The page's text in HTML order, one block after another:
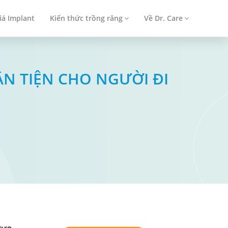
Implant Kiến thức trồng răng Về Dr. Care
TIỆN CHO NGƯỜI ĐI